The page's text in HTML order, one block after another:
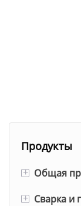
Продукты
+
Общая
+
Сварка и